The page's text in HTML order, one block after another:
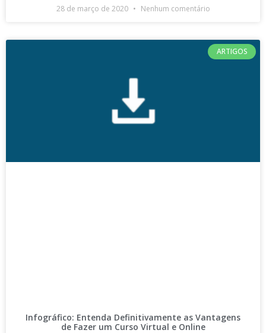
28 de março de 2020 Nenhum comentário
ARTIGOS
Infográfico: Entenda Definitivamente as Vantagens
de Fazer um Curso Virtual e Online